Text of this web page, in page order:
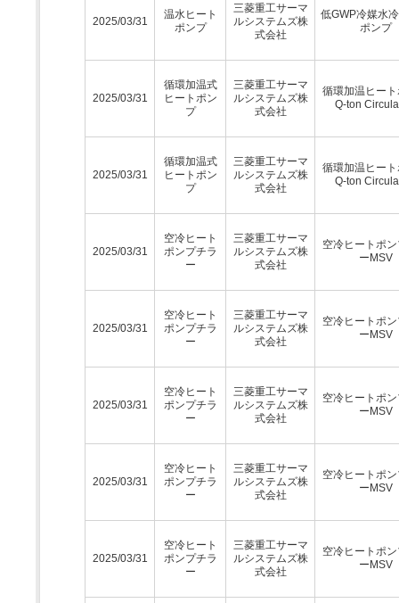
2025/03/31
温水ヒート
ポンプ
三菱重工サーマ
ルシステムズ株
式会社
低GWP冷媒水
ポンプ
2025/03/31
循環加温式
ヒートポン
プ
三菱重工サーマ
ルシステムズ株
式会社
循環加温ヒー
Q-ton
2025/03/31
循環加温式
ヒートポン
プ
三菱重工サーマ
ルシステムズ株
式会社
循環加温ヒー
Q-ton
2025/03/31
空冷ヒート
ポンプチラ
ー
三菱重工サーマ
ルシステムズ株
式会社
空冷ヒートポ
ーMSV
2025/03/31
空冷ヒート
ポンプチラ
ー
三菱重工サーマ
ルシステムズ株
式会社
空冷ヒートポ
ーMSV
2025/03/31
空冷ヒート
ポンプチラ
ー
三菱重工サーマ
ルシステムズ株
式会社
空冷ヒートポ
ーMSV
2025/03/31
空冷ヒート
ポンプチラ
ー
三菱重工サーマ
ルシステムズ株
式会社
空冷ヒートポ
ーMSV
2025/03/31
空冷ヒート
ポンプチラ
ー
三菱重工サーマ
ルシステムズ株
式会社
空冷ヒートポ
ーMSV